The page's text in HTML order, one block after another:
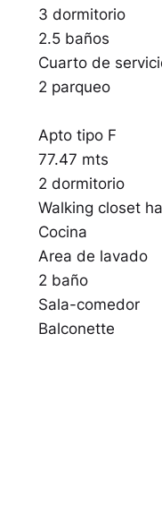
3 dormitorio
2.5 baños
Cuarto de
2 parqueo
Apto tipo F
77.47 mts
2 dormitorio
Walking closet
Cocina
Area de lavado
2 baño
Sala-comedor
Balconette